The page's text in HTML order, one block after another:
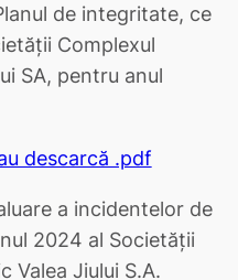
de integritate, ce
Complexul
SA, pentru anul
descarcă .pdf
a incidentelor de
2024 al Societăţii
Valea Jiului S.A.